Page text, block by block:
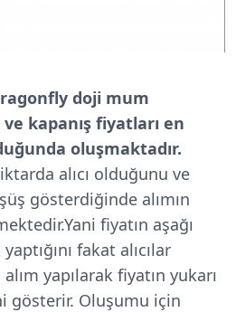
doji mum
ve kapanış fiyatları en
oluşmaktadır.
alıcı olduğunu ve
gösterdiğinde alımın
fiyatın aşağı
fakat alıcılar
yapılarak fiyatın yukarı
gösterir. Oluşumu için